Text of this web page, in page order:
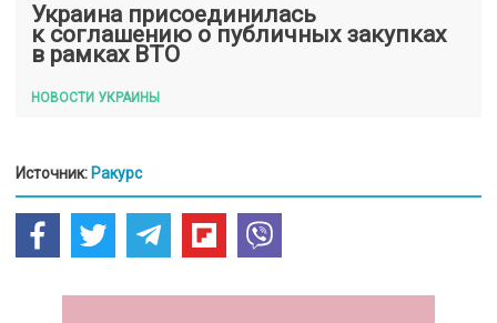
Украина присоединилась
к соглашению о публичных закупках
в рамках ВТО
НОВОСТИ УКРАИНЫ
Источник: Ракурс